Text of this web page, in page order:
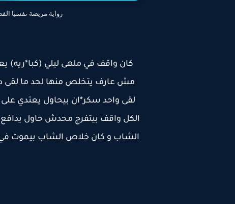
رواية مريضة نفسيا الفصل الأول 1 بقلم
كان واقف في ملهى ليلي (كبا*ريه)
مش عارف يتخلص منها لحد ما لقى
لقى واحد سكر*ان بيحاول يعتدي
الكل واقف بيتفرج محدش حاول يدافع
الشاب و كان خلاص الشاب بيموت في